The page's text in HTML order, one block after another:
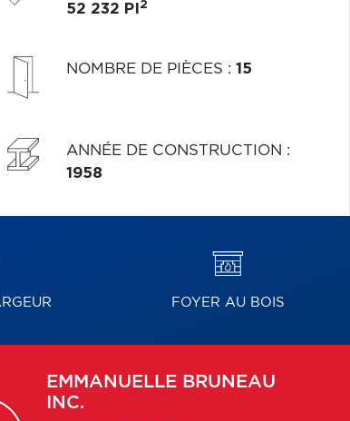
52 232 PI 2
NOMBRE DE PIÈCES : 15
ANNÉE DE CONSTRUCTION :
1958
FOYER AU BOIS
EMMANUELLE BRUNEAU
INC.